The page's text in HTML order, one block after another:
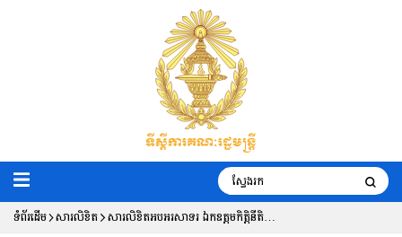
ទំព័រដើម សារលិខិត សារលិខិតអបអរសាទរ ឯកឧត្តមកិត្តិនីតិ